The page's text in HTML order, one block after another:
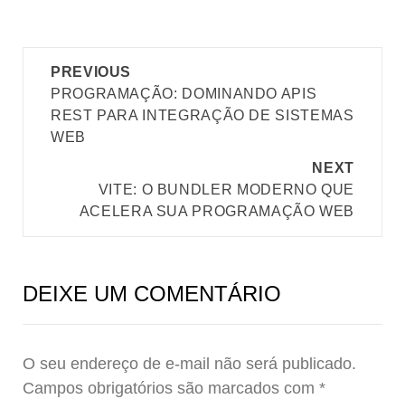
Post
navigation
PREVIOUS
PROGRAMAÇÃO: DOMINANDO APIS
REST PARA INTEGRAÇÃO DE SISTEMAS
WEB
NEXT
VITE: O BUNDLER MODERNO QUE
ACELERA SUA PROGRAMAÇÃO WEB
DEIXE UM COMENTÁRIO
O seu endereço de e-mail não será publicado.
Campos obrigatórios são marcados com *